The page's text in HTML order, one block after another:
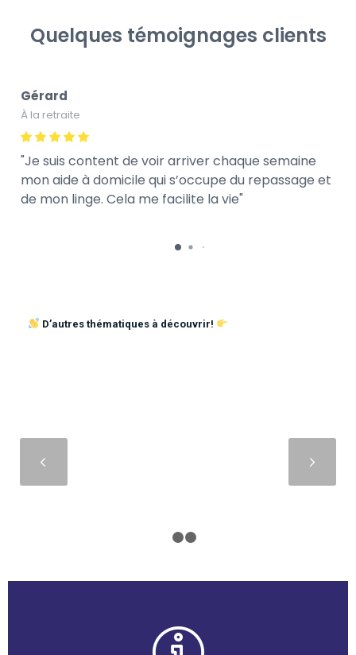
Quelques témoignages clients
Gérard
À la retraite
Je suis content de voir arriver chaque semaine
mon aide à domicile qui s’occupe du repassage et
de mon linge. Cela me facilite la vie
D’autres thématiques à découvrir!